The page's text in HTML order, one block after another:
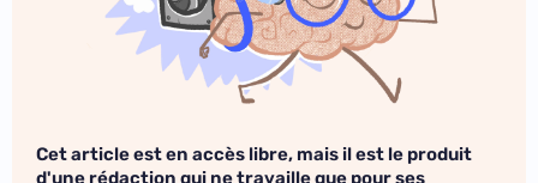
Cet article est en accès libre, mais il est le produit
d'une rédaction qui ne travaille que pour ses